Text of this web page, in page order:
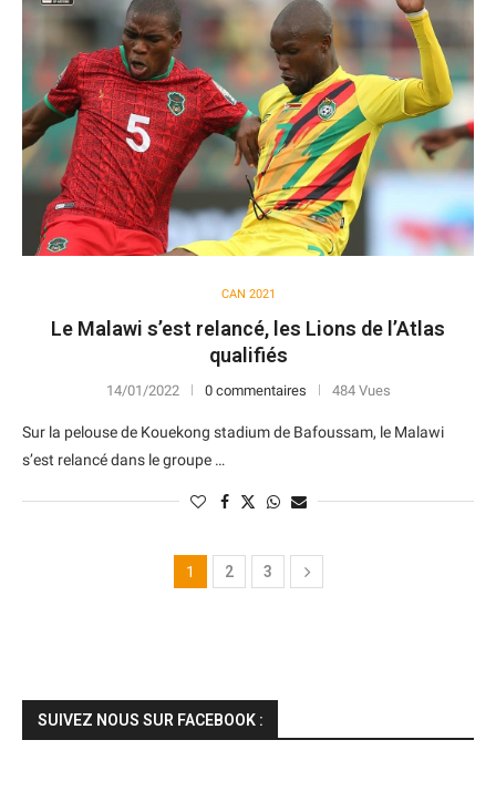
CAN 2021
Le Malawi s’est relancé, les Lions de l’Atlas
qualifiés
14/01/2022 0 commentaires 484 Vues
Sur la pelouse de Kouekong stadium de Bafoussam, le Malawi
s’est relancé dans le groupe …
1 2 3
SUIVEZ NOUS SUR FACEBOOK :